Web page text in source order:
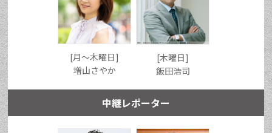
[月〜木曜日]
増山さやか
[木曜日]
飯田浩司
中継レポーター